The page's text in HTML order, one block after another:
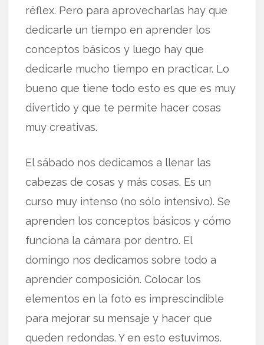
réflex. Pero para aprovecharlas hay que
dedicarle un tiempo en aprender los
conceptos básicos y luego hay que
dedicarle mucho tiempo en practicar. Lo
bueno que tiene todo esto es que es muy
divertido y que te permite hacer cosas
muy creativas.
El sábado nos dedicamos a llenar las
cabezas de cosas y más cosas. Es un
curso muy intenso (no sólo intensivo). Se
aprenden los conceptos básicos y cómo
funciona la cámara por dentro. El
domingo nos dedicamos sobre todo a
aprender composición. Colocar los
elementos en la foto es imprescindible
para mejorar su mensaje y hacer que
queden redondas. Y en esto estuvimos.